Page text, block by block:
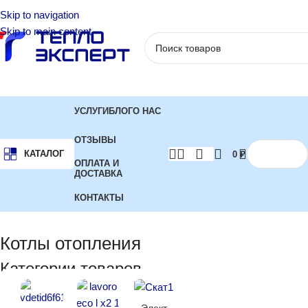
Skip to navigation
Skip to main content
КАТАЛОГ
УСЛУГИБЛОГО НАС
ОТЗЫВЫ
ОПЛАТА И
ДОСТАВКА
КОНТАКТЫ
0 ₽
Котлы отопления
Категории товаров